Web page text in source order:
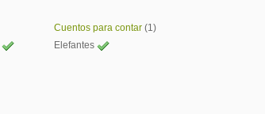
Cuentos para contar (1)
Elefantes